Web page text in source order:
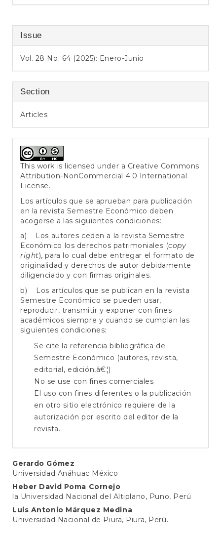
Issue
Vol. 28 No. 64 (2025): Enero-Junio
Section
Articles
This work is licensed under a Creative Commons
Attribution-NonCommercial 4.0 International
License.
Los artículos que se aprueban para publicación
en la revista Semestre Económico deben
acogerse a las siguientes condiciones:
a) Los autores ceden a la revista Semestre
Económico los derechos patrimoniales (copy
right), para lo cual debe entregar el formato de
originalidad y derechos de autor debidamente
diligenciado y con firmas originales.
b) Los artículos que se publican en la revista
Semestre Económico se pueden usar,
reproducir, transmitir y exponer con fines
académicos siempre y cuando se cumplan las
siguientes condiciones:
Se cite la referencia bibliográfica de
Semestre Económico (autores, revista,
editorial, edición,â€¦)
No se use con fines comerciales
El uso con fines diferentes o la publicación
en otro sitio electrónico requiere de la
autorización por escrito del editor de la
revista.
Main
Article
Content
Gerardo Gómez
Universidad Anáhuac México
Heber David Poma Cornejo
la Universidad Nacional del Altiplano, Puno, Perú
Luis Antonio Márquez Medina
Universidad Nacional de Piura, Piura, Perú.